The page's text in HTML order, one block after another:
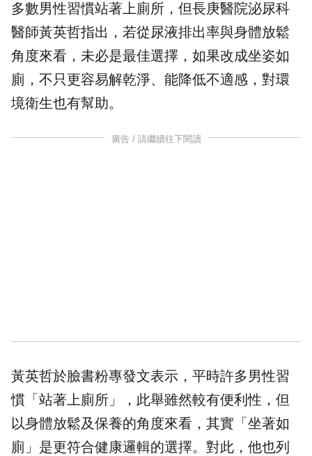
多數男性習慣站著上廁所 ，但長庚醫院泌尿科
醫師黃英哲指出，若從尿液排出率與身體放鬆
角度來看，未必是最佳選擇，如果改成坐姿如
廁，不只更容易解乾淨、能降低不適感，對環
境衛生也有幫助。
廣告 / 請繼續往下閱讀
黃英哲於臉書粉專發文表示，平時許多男性習
慣「站著上廁所」，此舉雖然較有便利性，但
以身體放鬆及保養的角度來看，其實「坐著如
廁」是更符合健康邏輯的選擇。對此，他也列